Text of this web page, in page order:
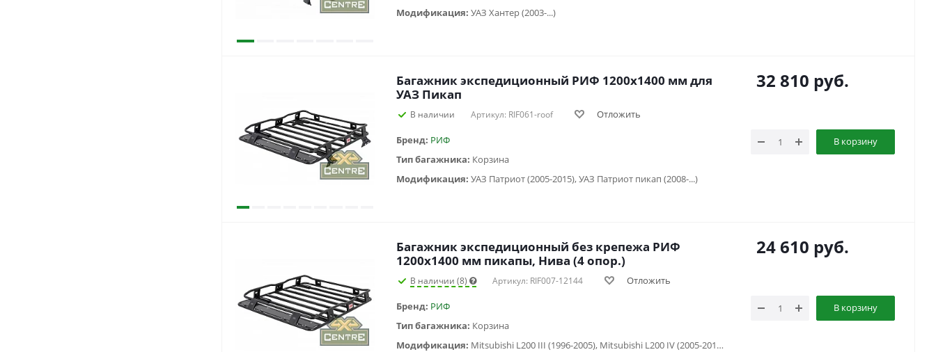
Модификация: УАЗ Хантер (2003-...)
Багажник экспедиционный РИФ 1200x1400 мм для
УАЗ Пикап
В наличии Артикул: RIF061-roof Отложить
Бренд: РИФ
Тип багажника: Корзина
Модификация: УАЗ Патриот (2005-2015), УАЗ Патриот пикап (2008-...)
32 810 руб.
В корзину
Багажник экспедиционный без крепежа РИФ
1200x1400 мм пикапы, Нива (4 опор.)
В наличии (8) Артикул: RIF007-12144 Отложить
Бренд: РИФ
Тип багажника: Корзина
Модификация:
Mitsubishi L200 III (1996-2005), Mitsubishi L200 IV (2005-2015), Toyota Land Cruiser 76 (2007-...), Toyota Land Cruiser 79 (1984-2006), Нива (1977-...), УАЗ Патриот (2015-2018), УАЗ Патриот (2019-...), УАЗ Патриот пикап (2008-...)
24 610 руб.
В корзину